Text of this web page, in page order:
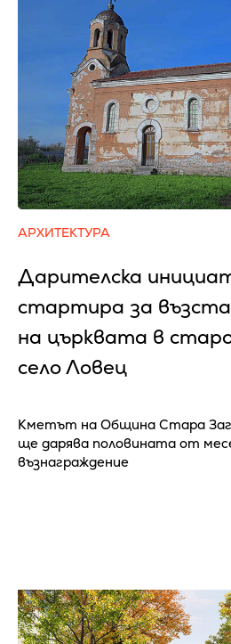
АРХИТЕКТУРА
Дарителска
стартира за
на църквата в
село Ловец
Кметът на Община Стара
ще дарява половината от
възнаграждение